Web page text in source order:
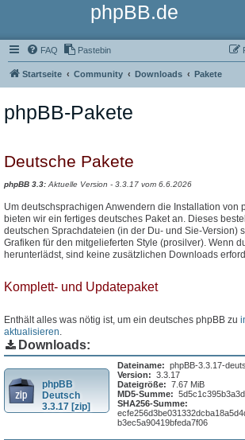
phpBB.de
FAQ Pastebin
Startseite Community Downloads Pakete
phpBB-Pakete
Deutsche Pakete
phpBB 3.3: Aktuelle Version - 3.3.17 vom 6.6.2026
Um deutschsprachigen Anwendern die Installation von
bieten wir ein fertiges deutsches Paket an. Dieses
deutschen Sprachdateien (in der Du- und Sie-Version)
Grafiken für den mitgelieferten Style (prosilver). Wenn
herunterlädst, sind keine zusätzlichen Downloads
Komplett- und Updatepaket
Enthält alles was nötig ist, um ein deutsches phpBB zu
aktualisieren.
Downloads:
phpBB
Deutsch
3.3.17 [zip]
Dateiname: phpBB-3.3.17-
Version: 3.3.17
Dateigröße: 7.67 MiB
MD5-Summe:
SHA256-Summe:
b3ec5a90419bfeda7f06